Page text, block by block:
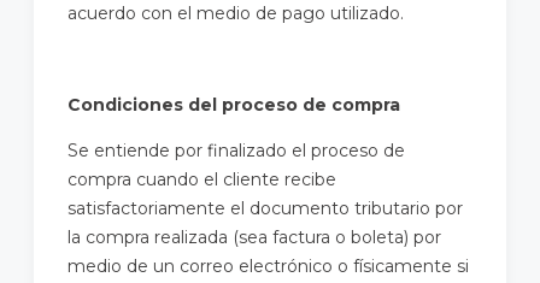
acuerdo con el medio de pago utilizado.
Condiciones del proceso de compra
Se entiende por finalizado el proceso de
compra cuando el cliente recibe
satisfactoriamente el documento tributario por
la compra realizada (sea factura o boleta) por
medio de un correo electrónico o físicamente si